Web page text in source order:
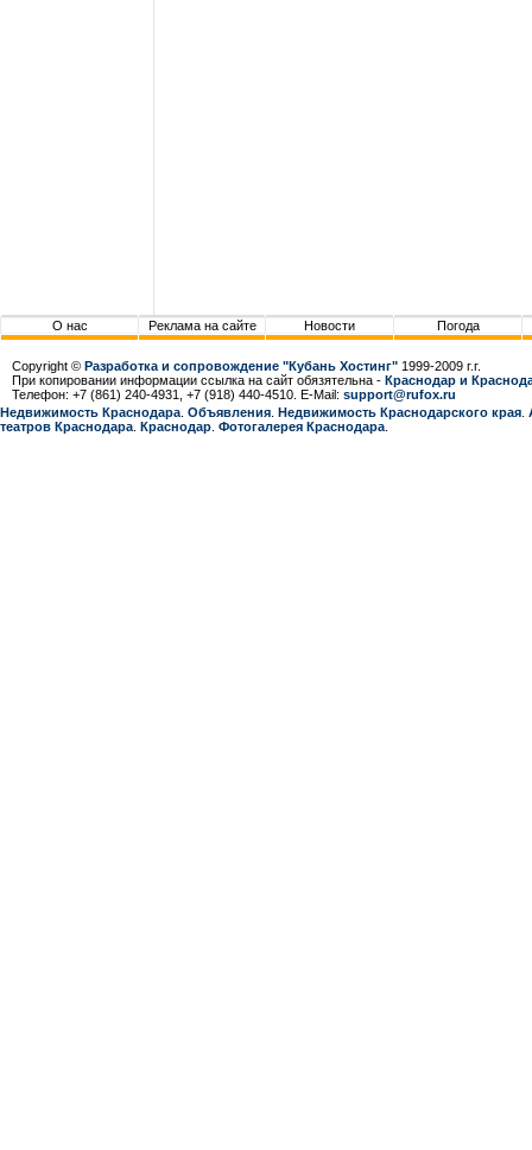
О нас Реклама на сайте Новости Погода
Copyright © Разработка и сопровождение "Кубань Хостинг" 1999-2009 г.г.
При копировании информации ссылка на сайт обязятельна - Краснодар и
Телефон: +7 (861) 240-4931, +7 (918) 440-4510. E-Mail: support@rufox.ru
Недвижимость Краснодара Объявления Недвижимость Краснодарcкого края
театров Краснодара Краснодар Фотогалерея Краснодара